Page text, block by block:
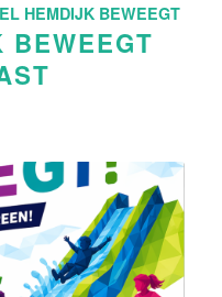
HEMDIJK BEWEEGT
BEWEEGT